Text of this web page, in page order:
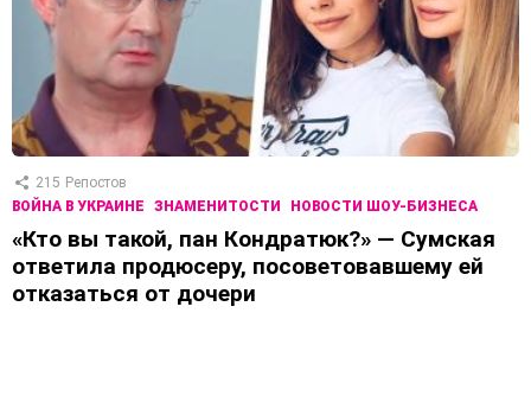
215 Репостов
ВОЙНА В УКРАИНЕ
ЗНАМЕНИТОСТИ НОВОСТИ ШОУ-БИЗНЕСА
«Кто вы такой, пан Кондратюк?» — Сумская
ответила продюсеру, посоветовавшему ей
отказаться от дочери